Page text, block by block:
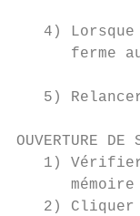
4) Lorsque
ferme
5)
OUVERTURE DE
1)
mémoire
2) Cliquer